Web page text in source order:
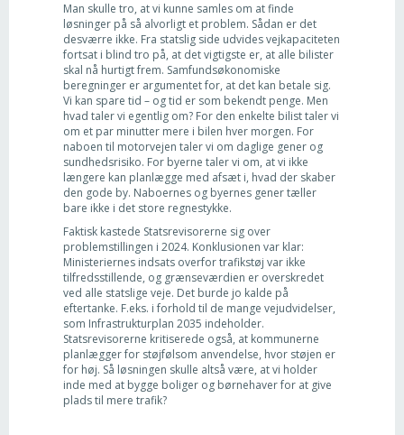
Man skulle tro, at vi kunne samles om at finde
løsninger på så alvorligt et problem. Sådan er det
desværre ikke. Fra statslig side udvides vejkapaciteten
fortsat i blind tro på, at det vigtigste er, at alle bilister
skal nå hurtigt frem. Samfundsøkonomiske
beregninger er argumentet for, at det kan betale sig.
Vi kan spare tid – og tid er som bekendt penge. Men
hvad taler vi egentlig om? For den enkelte bilist taler vi
om et par minutter mere i bilen hver morgen. For
naboen til motorvejen taler vi om daglige gener og
sundhedsrisiko. For byerne taler vi om, at vi ikke
længere kan planlægge med afsæt i, hvad der skaber
den gode by. Naboernes og byernes gener tæller
bare ikke i det store regnestykke.
Faktisk kastede Statsrevisorerne sig over
problemstillingen i 2024. Konklusionen var klar:
Ministeriernes indsats overfor trafikstøj var ikke
tilfredsstillende, og grænseværdien er overskredet
ved alle statslige veje. Det burde jo kalde på
eftertanke. F.eks. i forhold til de mange vejudvidelser,
som Infrastrukturplan 2035 indeholder.
Statsrevisorerne kritiserede også, at kommunerne
planlægger for støjfølsom anvendelse, hvor støjen er
for høj. Så løsningen skulle altså være, at vi holder
inde med at bygge boliger og børnehaver for at give
plads til mere trafik?